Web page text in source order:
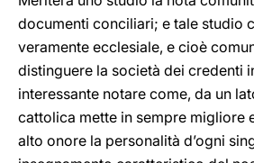
documenti conciliari; e tale studio
veramente ecclesiale, e cioè
distinguere la società dei credenti
interessante notare come, da un
cattolica mette in sempre migliore
alto onore la personalità d’ogni